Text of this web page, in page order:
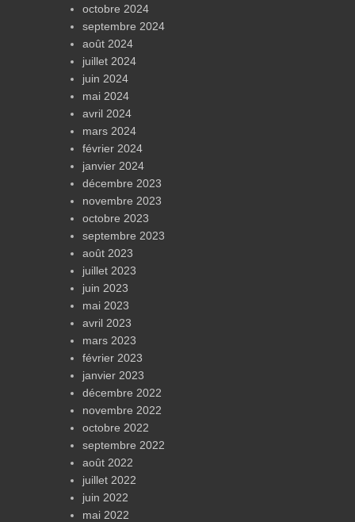
octobre 2024
septembre 2024
août 2024
juillet 2024
juin 2024
mai 2024
avril 2024
mars 2024
février 2024
janvier 2024
décembre 2023
novembre 2023
octobre 2023
septembre 2023
août 2023
juillet 2023
juin 2023
mai 2023
avril 2023
mars 2023
février 2023
janvier 2023
décembre 2022
novembre 2022
octobre 2022
septembre 2022
août 2022
juillet 2022
juin 2022
mai 2022